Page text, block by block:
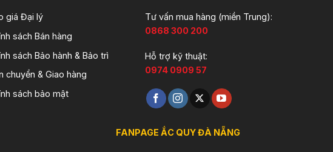
giá Đại lý
sách Bán hàng
sách Bảo hành & Bảo trì
chuyển & Giao hàng
sách bảo mật
Tư vấn mua hàng (miền Trung):
0868 300 200
Hỗ trợ kỹ thuật:
0974 0909 57
FANPAGE ẮC QUY ĐÀ NẴNG